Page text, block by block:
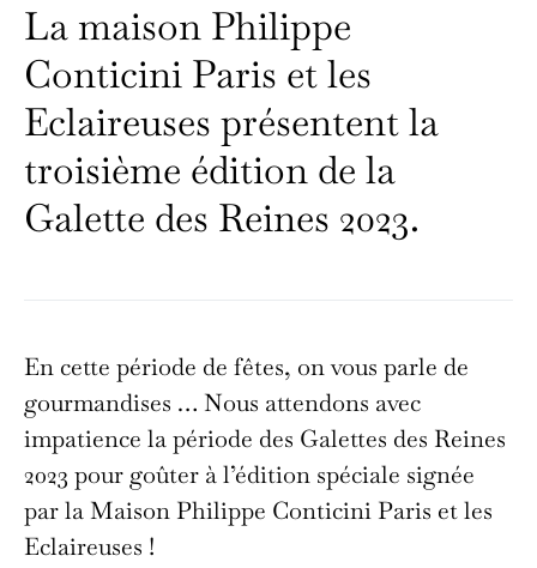
La maison Philippe
Conticini Paris et les
Eclaireuses présentent la
troisième édition de la
Galette des Reines 2023.
En cette période de fêtes, on vous parle de
gourmandises … Nous attendons avec
impatience la période des Galettes des Reines
2023 pour goûter à l’édition spéciale signée
par la Maison Philippe Conticini Paris et les
Eclaireuses !